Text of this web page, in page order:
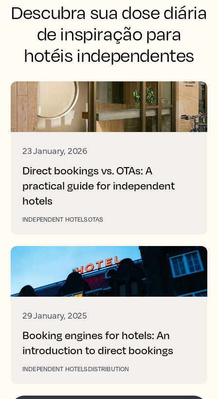
Descubra sua dose diária
de inspiração para
hotéis independentes
23 January, 2026
Direct bookings vs. OTAs: A
practical guide for independent
hotels
INDEPENDENT HOTELSOTAS
29 January, 2025
Booking engines for hotels: An
introduction to direct bookings
INDEPENDENT HOTELSDISTRIBUTION